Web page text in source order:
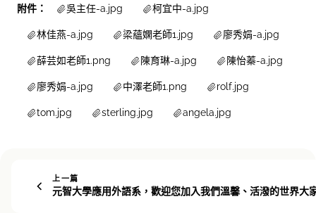
附件： 吳主任-a.jpg 柯宜中-a.jpg
林佳燕-a.jpg 梁蘊嫻老師1.jpg 廖秀娟-a.jpg
薛芸如老師1.png 陳育琳-a.jpg 陳怡蓁-a.jpg
廖秀娟-a.jpg 中澤老師1.png rolf.jpg
tom.jpg sterling.jpg angela.jpg
上一篇
元智大學應用外語系，歡迎您加入我們溫馨、活潑的世界大